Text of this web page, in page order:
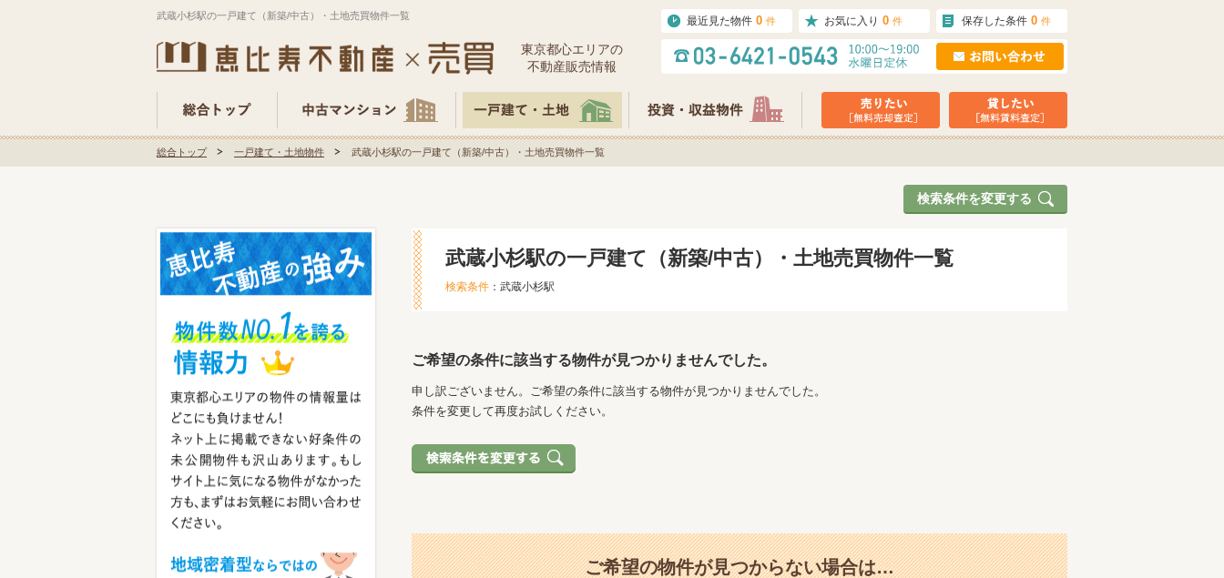
武蔵小杉駅の一戸建て（新築/中古）・土地売買物件一覧
東京都⼼エリアの
不動産販売情報
最近見た物件 0 件 お気に入り 0 件 保存した条件 0 件
総合トップ 一戸建て・土地物件 武蔵小杉駅の一戸建て（新築/中古）・土地売買物件一覧
検索条件を変更する
武蔵小杉駅の一戸建て（新築/中古）・土地売買物件一覧
検索条件 ：武蔵小杉駅
ご希望の条件に該当する物件が見つかりませんでした。
申し訳ございません。ご希望の条件に該当する物件が見つかりませんでした。
条件を変更して再度お試しください。
ご希望の物件が見つからない場合は…